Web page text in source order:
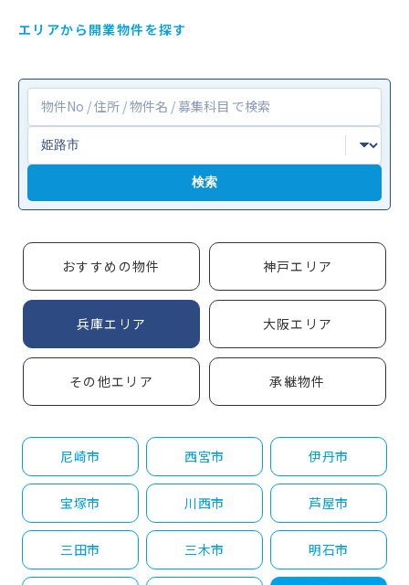
エリアから開業物件を探す
検索
おすすめの物件 神戸エリア
兵庫エリア 大阪エリア
その他エリア 承継物件
尼崎市 西宮市 伊丹市
宝塚市 川西市 芦屋市
三田市 三木市 明石市